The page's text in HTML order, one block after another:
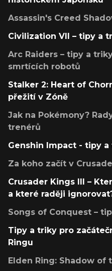
Assassin's Creed
Civilization VII – tipy a
Arc Raiders – tipy a
smrtících robotů
Stalker 2: Heart of
přežití v Zóně
Jak na Pokémony?
trenérů
Genshin Impact - tipy
Za koho začít v
Crusader Kings III –
a které raději
Songs of Conquest –
Tipy a triky pro
Ringu
Elden Ring: Shadow of